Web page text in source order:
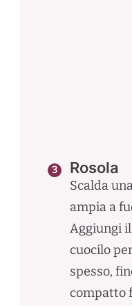
Rosola
Scalda
ampia a
Aggiungi
cuocilo
spesso,
compatto